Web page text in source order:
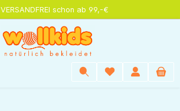
VERSANDFREI schon ab 99,-€